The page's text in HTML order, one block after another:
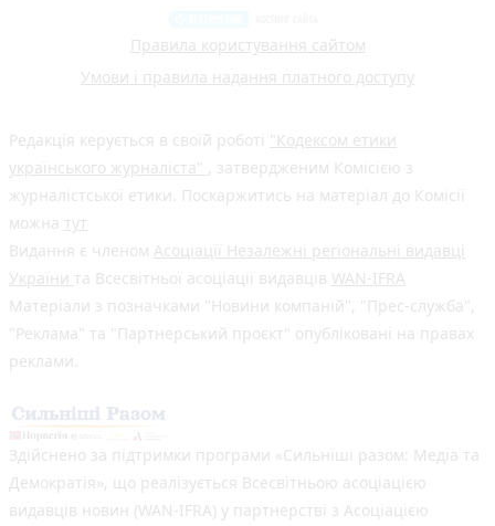
Правила користування сайтом
Умови і правила надання платного доступу
Редакція керується в своїй роботі "Кодексом етики
українського журналіста" , затвердженим Комісією з
журналістської етики. Поскаржитись на матеріал до Комісії
можна тут
Видання є членом Асоціації Незалежні регіональні видавці
України та Всесвітньої асоціації видавців WAN-IFRA
Матеріали з позначками "Новини компаній", "Прес-служба",
"Реклама" та "Партнерський проєкт" опубліковані на правах
реклами.
Здійснено за підтримки програми «Сильніші разом: Медіа та
Демократія», що реалізується Всесвітньою асоціацією
видавців новин (WAN-IFRA) у партнерстві з Асоціацією